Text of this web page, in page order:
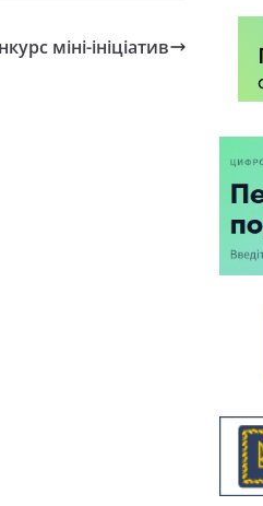
міні-ініціатив